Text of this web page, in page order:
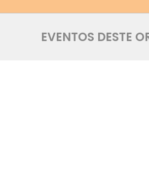
EVENTOS DESTE